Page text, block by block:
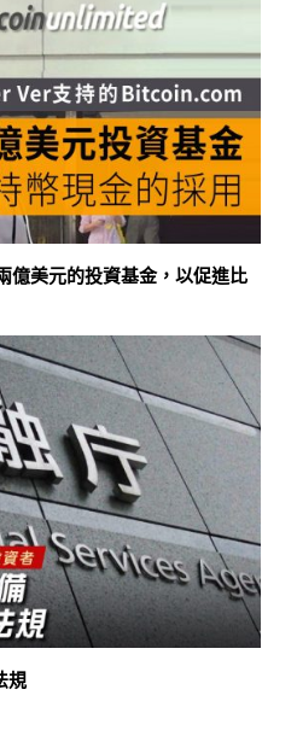
美元的投資基金，以促進比
規